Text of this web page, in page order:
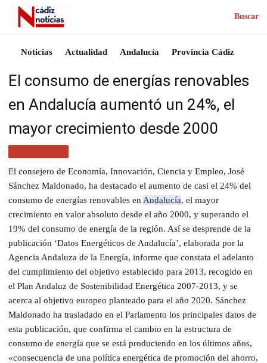
Buscar
Noticias Actualidad Andalucía Provincia Cádiz
El consumo de energías renovables
en Andalucía aumentó un 24%, el
mayor crecimiento desde 2000
El consejero de Economía, Innovación, Ciencia y Empleo, José
Sánchez Maldonado, ha destacado el aumento de casi el 24% del
consumo de energías renovables en Andalucía, el mayor
crecimiento en valor absoluto desde el año 2000, y superando el
19% del consumo de energía de la región. Así se desprende de la
publicación ‘Datos Energéticos de Andalucía’, elaborada por la
Agencia Andaluza de la Energía, informe que constata el adelanto
del cumplimiento del objetivo establecido para 2013, recogido en
el Plan Andaluz de Sostenibilidad Energética 2007-2013, y se
acerca al objetivo europeo planteado para el año 2020. Sánchez
Maldonado ha trasladado en el Parlamento los principales datos de
esta publicación, que confirma el cambio en la estructura de
consumo de energía que se está produciendo en los últimos años,
«consecuencia de una política energética de promoción del ahorro,